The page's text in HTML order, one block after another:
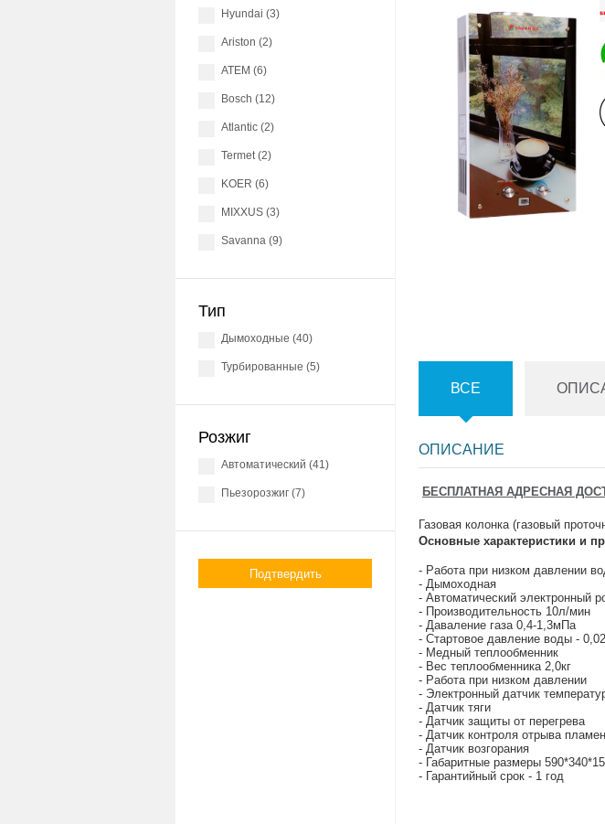
Hyundai (3)
Ariston (2)
АТЕМ (6)
Bosch (12)
Atlantic (2)
Termet (2)
KOER (6)
MIXXUS (3)
Savanna (9)
Тип
дымоходные (40)
турбированные (5)
Розжиг
Автоматический (41)
Пьезорозжиг (7)
Подтвердить
ВСЕ
ОПИСАНИЕ
БЕСПЛАТНАЯ АДРЕСНАЯ
Газовая колонка (газовый
Основные характеристики и
- Работа при низком давлении
- Дымоходная
- Автоматический электронный
- Производительность 10л/мин
- Даваление газа 0,4-1,3мПа
- Стартовое давление воды -
- Медный теплообменник
- Вес теплообменника 2,0кг
- Работа при низком давлении
- Электронный датчик
- Датчик тяги
- Датчик защиты от перегрева
- Датчик контроля отрыва
- Датчик возгорания
- Габаритные размеры
- Гарантийный срок - 1 год